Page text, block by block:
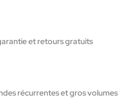
et retours gratuits
récurrentes et gros volumes